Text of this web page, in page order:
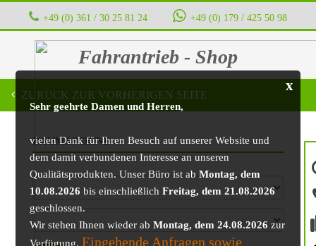
+49 (0) 361 / 30 25 81 24 ‭ ‭ ‭ ‭ +49 (0) 179 / 425 50 98
Fahrantrieb - Shop
x
Sehr geehrte Damen und Herren,
vielen Dank für Ihren Besuch auf unserer Website und
dem damit verbundenen Interesse an unseren
Qualitätsprodukten. Unser Büro ist abMontag, dem
10.08.2026 bis einschließlichFreitag, dem 21.08.2026
geschlossen.
Wir stehen Ihnen wieder abMontag, dem 24.08.2026 zur
Verfügung. Eingehende Anfragen sowie
ZURÜCK ZUR VORHERIGEN SEITE
BAUMASCHINE